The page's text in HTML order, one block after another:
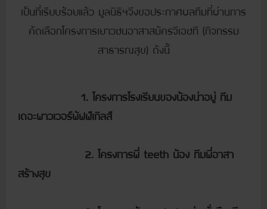
เป็นที่เรียบร้อยแล้ว มูลนิธิฯจึงขอประกาศผลทีมที่ผ่านการ
คัดเลือกโครงการเยาวชนอาสาสมัครจีเอชที (กิจกรรม
สาธารณสุข) ดังนี้
1. โครงการโรงเรียนของน้องน่าอยู่ ทีม
เดอะพาวเวอร์พัฟฟ์เกิลส์
2. โครงการพี่ teeth น้อง ทีมพี่อาสา
สร้างสุข